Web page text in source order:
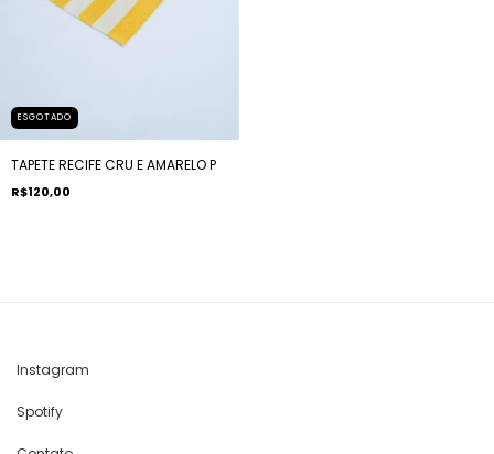
ESGOTADO
TAPETE RECIFE CRU E AMARELO P
R$120,00
Instagram
Spotify